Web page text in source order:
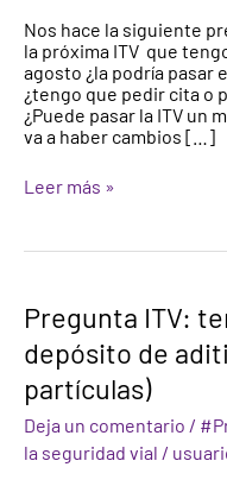
Nos hace la siguiente
la próxima ITV que
agosto ¿la podría pasar
¿tengo que pedir cita o
¿Puede pasar la ITV un
va a haber cambios […]
la
ITV
¿Cuándo
pasar
la
ITV?
en
la
Leer más »
Pregunta ITV:
depósito de
partículas)
Deja un comentario /
la seguridad vial /
Pregunta
ITV:
tengo
problemas
con
el
depósito
de